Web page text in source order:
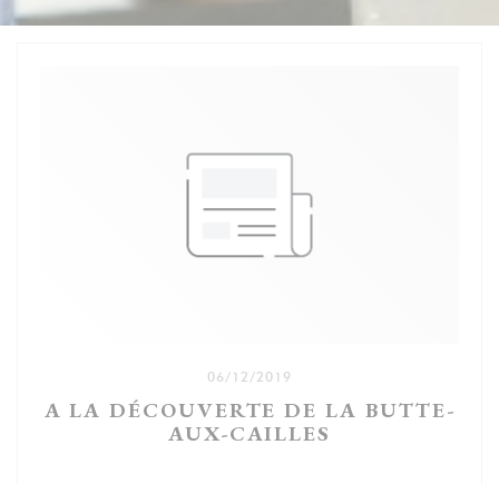
06/12/2019
A LA DÉCOUVERTE DE LA BUTTE-
AUX-CAILLES